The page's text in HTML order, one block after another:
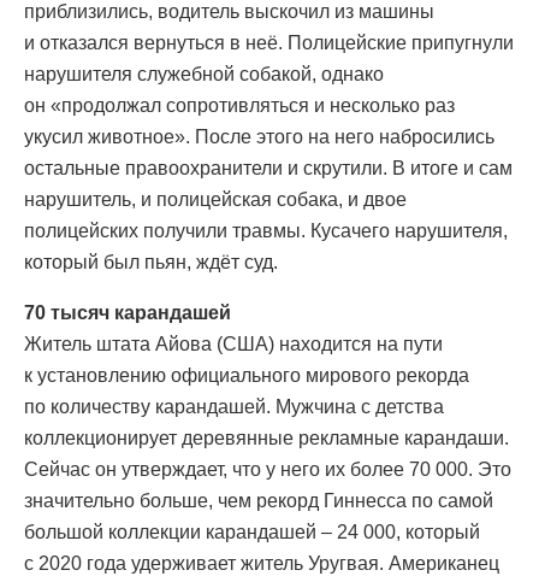
приблизились, водитель выскочил из машины
и отказался вернуться в неё. Полицейские припугнули
нарушителя служебной собакой, однако
он «продолжал сопротивляться и несколько раз
укусил животное». После этого на него набросились
остальные правоохранители и скрутили. В итоге и сам
нарушитель, и полицейская собака, и двое
полицейских получили травмы. Кусачего нарушителя,
который был пьян, ждёт суд.
70 тысяч карандашей
Житель штата Айова (США) находится на пути
к установлению официального мирового рекорда
по количеству карандашей. Мужчина с детства
коллекционирует деревянные рекламные карандаши.
Сейчас он утверждает, что у него их более 70 000. Это
значительно больше, чем рекорд Гиннесса по самой
большой коллекции карандашей – 24 000, который
с 2020 года удерживает житель Уругвая. Американец